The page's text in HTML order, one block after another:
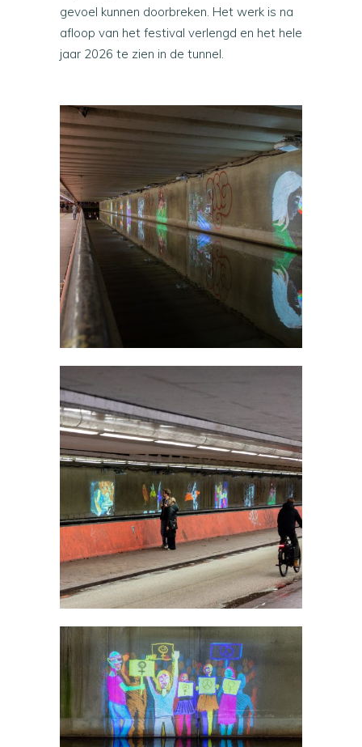
gevoel kunnen doorbreken. Het werk is na
afloop van het festival verlengd en het hele
jaar 2026 te zien in de tunnel.